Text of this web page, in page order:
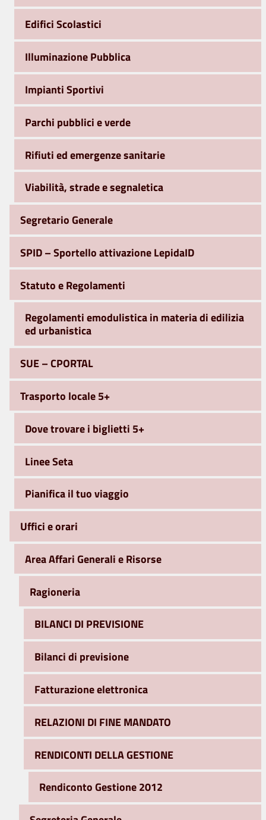
Edifici Scolastici
Illuminazione Pubblica
Impianti Sportivi
Parchi pubblici e verde
Rifiuti ed emergenze sanitarie
Viabilità, strade e segnaletica
Segretario Generale
SPID – Sportello attivazione LepidaID
Statuto e Regolamenti
Regolamenti emodulistica in materia di edilizia
ed urbanistica
SUE – CPORTAL
Trasporto locale 5+
Dove trovare i biglietti 5+
Linee Seta
Pianifica il tuo viaggio
Uffici e orari
Area Affari Generali e Risorse
Ragioneria
BILANCI DI PREVISIONE
Bilanci di previsione
Fatturazione elettronica
RELAZIONI DI FINE MANDATO
RENDICONTI DELLA GESTIONE
Rendiconto Gestione 2012